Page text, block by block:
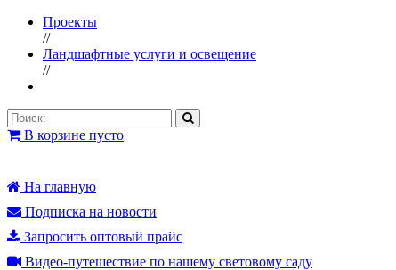
Проекты
//
Ландшафтные услуги и освещение
//
В корзине пусто
На главную
Подписка на новости
Запросить оптовый прайс
Видео-путешествие по нашему световому саду